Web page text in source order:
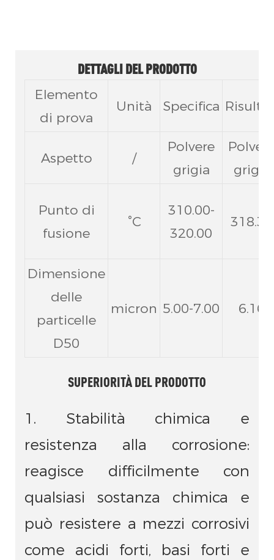
DETTAGLI DEL PRODOTTO
Elemento
di prova
Unità Specifica
Aspetto /
Polvere
grigia
grigia
Punto di
fusione
°C
310.00-
320.00
318.37
Dimensione
delle
particelle
D50
micron 5.00-7.00 6.16
SUPERIORITÀ DEL PRODOTTO
1. Stabilità chimica e
resistenza alla corrosione:
reagisce difficilmente con
qualsiasi sostanza chimica e
può resistere a mezzi corrosivi
come acidi forti, basi forti e